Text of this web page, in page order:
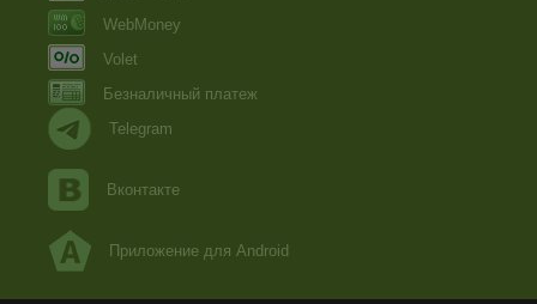
WebMoney
Volet
Безналичный платеж
Telegram
Вконтакте
Приложение для Android